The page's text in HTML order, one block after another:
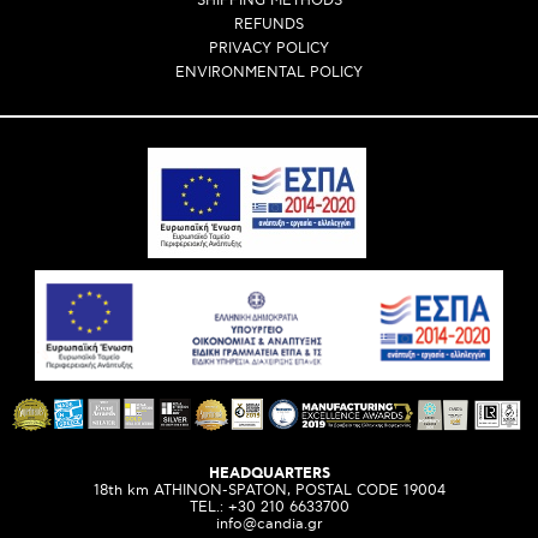
REFUNDS
PRIVACY POLICY
ENVIRONMENTAL POLICY
HEADQUARTERS
18th km ATHINON-SPATON, POSTAL CODE 19004
ΤEL.: +30 210 6633700
info@candia.gr